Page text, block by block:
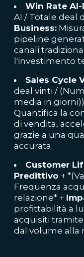
Win Rate
AI / Totale deal
Business:
pipeline
canali
l'investimento
Sales Cycle
deal vinti /
media in
Quantifica la
di vendita,
grazie a una
accurata.
Customer
Predittivo +
Frequenza
relazione* +
profittabilità a
acquisiti
dal volume alla